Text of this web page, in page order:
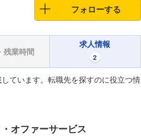
フォローする
残業時間
求人情報
2
ています。転職先を探すのに役立つ情
オファーサービス